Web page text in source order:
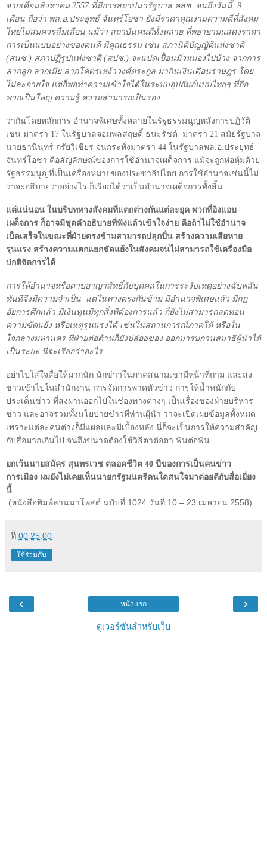
จากเดือนสิงหาคม 2557 ที่มีการสถาปนารัฐบาล คสช. จนถึงวันนี้ 9
เดือน ถือว่า พล.อ.ประยุทธ์ จันทร์โอชา ยังมีราคาคุณงามความดีที่สังคม
ไทยไม่สมควรลืมเลือน แม้ว่า สถาบันคนดีทั้งหลาย ที่พยายามแสดงราคา
การเป็นแบบอย่างของคนดี มีคุณธรรม เช่น สภานิติบัญญัติแห่งชาติ
(สนช.) สภาปฏิรูปแห่งชาติ (สปช.) จะแปดเปื้อนมัวหมองไปบ้าง จากการ
ลากลูก ลากเมีย ลากโคตรเหง้าวงศ์ตระกูล มากินเงินเดือนราษฎร โดย
ไม่ละอายใจ แต่ก็พอทำความเข้าใจได้ในระบบอุปถัมภ์แบบไทยๆ ที่ถือ
พวกเป็นใหญ่ ความรู้ ความสามารถเป็นรอง
ว่ากันโดยหลักการ อำนาจพิเศษทั้งหลายในรัฐธรรมนูญหลังการปฏิวัติ
เช่น มาตรา 17 ในรัฐบาลจอมพลสฤษดิ์ ธนะรัชต์ มาตรา 21 สมัยรัฐบาล
นายธานินทร์ กรัยวิเชียร จนกระทั่งมาตรา 44 ในรัฐบาลพล.อ.ประยุทธ์
จันทร์โอชา คือสัญลักษณ์ของการใช้อำนาจเผด็จการ แม้จะถูกห่อหุ้มด้วย
รัฐธรรมนูญที่เป็นเครื่องหมายของประชาธิปไตย การใช้อำนาจเช่นนี้ไม่
ว่าจะอธิบายว่าอย่างไร ก็เรียกได้ว่าเป็นอำนาจเผด็จการทั้งสิ้น
แต่แน่นอน ในบริบททางสังคมที่แตกต่างกันแต่ละยุค พวกที่อิงแอบ
เผด็จการ ก็อาจมีชุดคำอธิบายที่ฟังแล้วเข้าใจง่าย คือถ้าไม่ใช้อำนาจ
เบ็ดเสร็จในขณะที่ฝ่ายตรงข้ามสามารถปลุกปั่น สร้างความเสียหาย
รุนแรง สร้างความแตกแยกขัดแย้งในสังคมจนไม่สามารถใช้เครื่องมือ
ปกติจัดการได้
การให้อำนาจหรือดาบอาญาสิทธิ์กับบุคคลในการระงับเหตุอย่างฉับพลัน
ทันทีจึงมีความจำเป็น แต่ในทางตรงกันข้าม มีอำนาจพิเศษแล้ว มีกฎ
อัยการศึกแล้ว มีเงินทุนมีทุกสิ่งที่ต้องการแล้ว ก็ยังไม่สามารถลดทอน
ความขัดแย้ง หรือเหตุรุนแรงได้ เช่นในสถานการณ์ภาคใต้ หรือใน
ใจกลางมหานคร ที่ฝ่ายต่อต้านก็ยังปล่อยของ ออกมารบกวนสมาธิผู้นำได้
เป็นระยะ นี่จะเรียกว่าอะไร
อย่าไปใส่ใจสื่อให้มากนัก นักข่าวในภาคสนามเขามีหน้าที่ถาม และส่ง
ข่าวเข้าไปในสำนักงาน การจัดการพาดหัวข่าว การให้น้ำหนักกับ
ประเด็นข่าว ที่ส่งผ่านออกไปในช่องทางต่างๆ เป็นเรื่องของฝ่ายบริหาร
ข่าว และอาจรวมทั้งนโยบายข่าวที่ท่านผู้นำ ว่าจะเปิดเผยข้อมูลทั้งหมด
เพราะแต่ละคนต่างก็มีแผลและมีเบื้องหลัง นี่ก็จะเป็นการให้ความสำคัญ
กับสื่อมากเกินไป จนถึงขนาดต้องใช้วิธีตาต่อตา ฟันต่อฟัน
ยกเว้นนายสมัคร สุนทรเวช ตลอดชีวิต 40 ปีของการเป็นคนข่าว
การเมือง ผมยังไม่เคยเห็นนายกรัฐมนตรีคนใดสนใจมาต่อยตีกับสื่อเยี่ยง
นี้
(หนังสือพิมพ์ลานนาโพสต์ ฉบับที่ 1024 วันที่ 10 – 23 เมษายน 2558)
ที่ 00:25:00
ใช้ร่วมกัน
‹ ›
หน้าแรก
ดูเวอร์ชันสำหรับเว็บ